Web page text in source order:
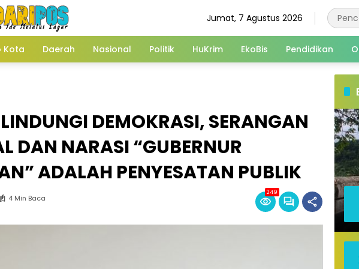
Jumat, 7 Agustus 2026
Kota Daerah Nasional Politik HuKrim EkoBis Pendidikan
DEMOKRASI, SERANGAN
DAN NARASI “GUBERNUR
ADALAH PENYESATAN PUBLIK
4 Min Baca
249